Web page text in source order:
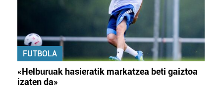
FUTBOLA
«Helburuak hasieratik markatzea beti gaiztoa
izaten da»